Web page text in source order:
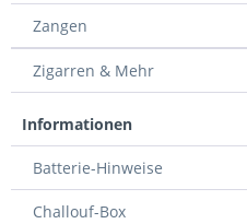
Zangen
Zigarren & Mehr
Informationen
Batterie-Hinweise
Challouf-Box